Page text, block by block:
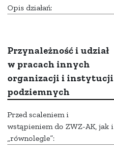
Opis działań:
Przynależność i udział
w pracach innych
organizacji i instytucji
podziemnych
Przed scaleniem i
wstąpieniem do ZWZ-AK, jak i
„równolegle”: